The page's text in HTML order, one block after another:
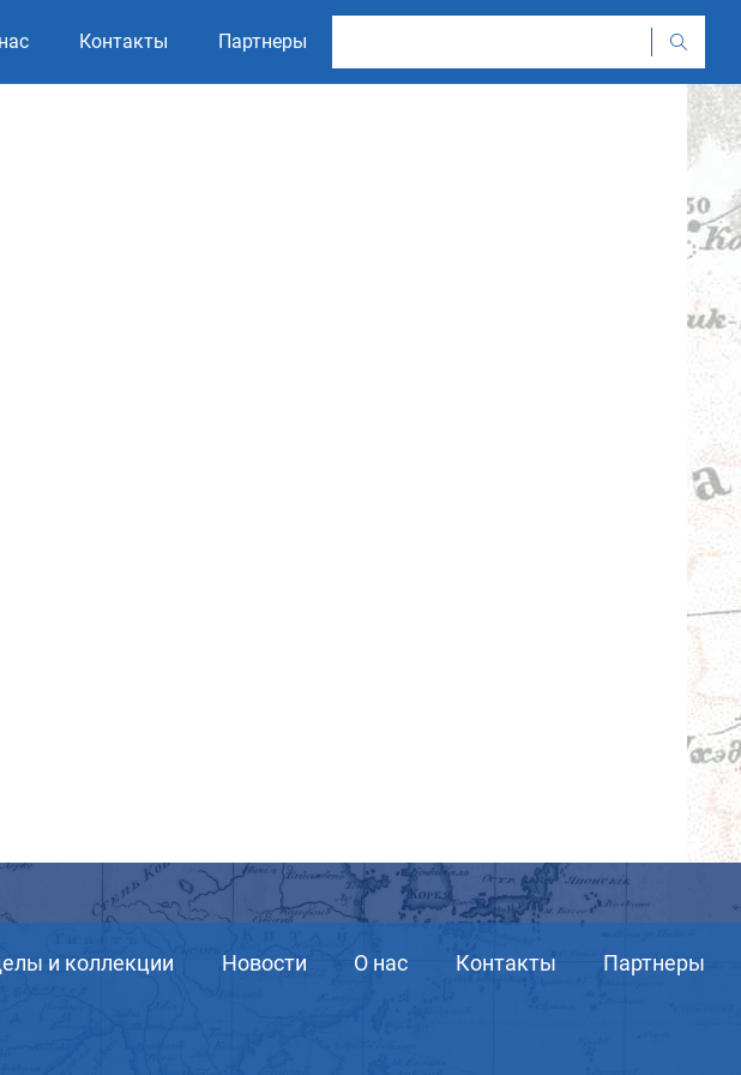
Контакты Партнеры
и коллекции Новости О нас Контакты Партнеры